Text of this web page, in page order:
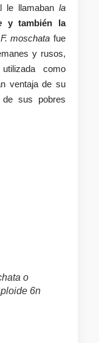
le llamaban la
y también la
F. moschata fue
y rusos,
como
ventaja de su
sus pobres
o
6n